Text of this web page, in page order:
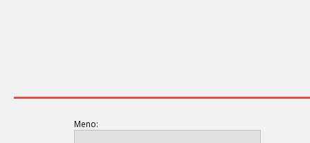
Meno: